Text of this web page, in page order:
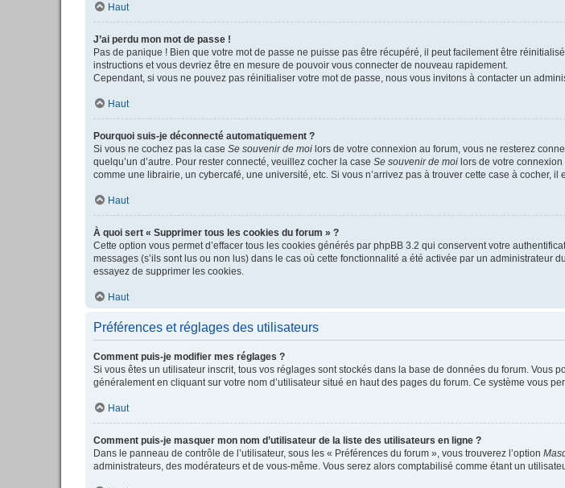
Haut
J’ai perdu mon mot de passe !
Pas de panique ! Bien que votre mot de passe ne puisse pas être récupéré, il peut facilement être
instructions et vous devriez être en mesure de pouvoir vous connecter de nouveau rapidement.
Cependant, si vous ne pouvez pas réinitialiser votre mot de passe, nous vous invitons à contacter un
Haut
Pourquoi suis-je déconnecté automatiquement ?
Si vous ne cochez pas la case Se souvenir de moi lors de votre connexion au forum, vous ne resterez
quelqu’un d’autre. Pour rester connecté, veuillez cocher la case Se souvenir de moi lors de votre connexion
comme une librairie, un cybercafé, une université, etc. Si vous n’arrivez pas à trouver cette case à cocher,
Haut
À quoi sert « Supprimer tous les cookies du forum » ?
Cette option vous permet d’effacer tous les cookies générés par phpBB 3.2 qui conservent votre
messages (s’ils sont lus ou non lus) dans le cas où cette fonctionnalité a été activée par un
essayez de supprimer les cookies.
Haut
Préférences et réglages des utilisateurs
Comment puis-je modifier mes réglages ?
Si vous êtes un utilisateur inscrit, tous vos réglages sont stockés dans la base de données du forum.
généralement en cliquant sur votre nom d’utilisateur situé en haut des pages du forum. Ce système vous
Haut
Comment puis-je masquer mon nom d’utilisateur de la liste des utilisateurs en ligne ?
Dans le panneau de contrôle de l’utilisateur, sous les « Préférences du forum », vous trouverez l’option
administrateurs, des modérateurs et de vous-même. Vous serez alors comptabilisé comme étant un